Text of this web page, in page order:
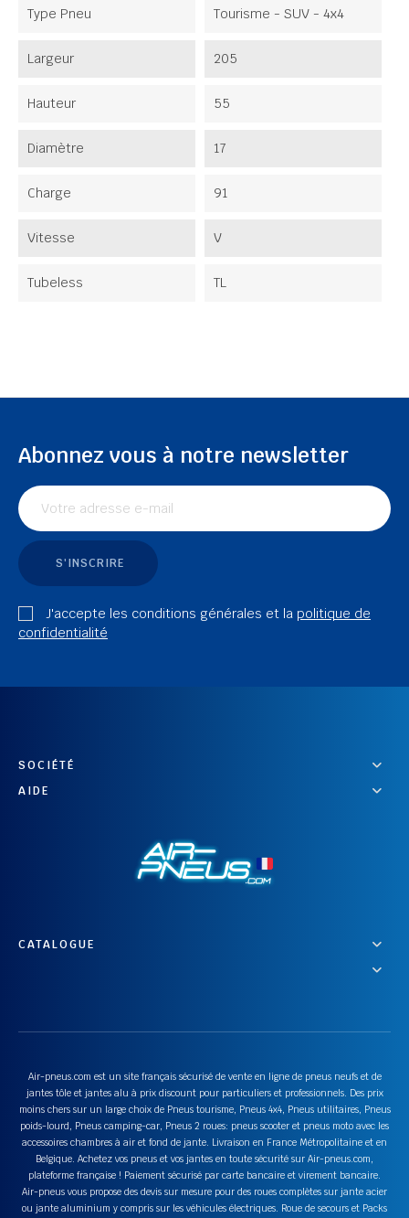
Type Pneu Tourisme - SUV - 4x4
Largeur 205
Hauteur 55
Diamètre 17
Charge 91
Vitesse V
Tubeless TL
Abonnez vous à notre newsletter
S'INSCRIRE
J'accepte les conditions générales et la politique de
confidentialité
SOCIÉTÉ
AIDE
CATALOGUE
Air-pneus.com est un site français sécurisé de vente en ligne de pneus neufs et de
jantes tôle et jantes alu à prix discount pour particuliers et professionnels. Des prix
moins chers sur un large choix de Pneus tourisme, Pneus 4x4, Pneus utilitaires, Pneus
poids-lourd, Pneus camping-car, Pneus 2 roues: pneus scooter et pneus moto avec les
accessoires chambres à air et fond de jante. Livraison en France Métropolitaine et en
Belgique. Achetez vos pneus et vos jantes en toute sécurité sur Air-pneus.com,
plateforme française ! Paiement sécurisé par carte bancaire et virement bancaire.
Air-pneus vous propose des devis sur mesure pour des roues complètes sur jante acier
ou jante aluminium y compris sur les véhicules électriques. Roue de secours et Packs